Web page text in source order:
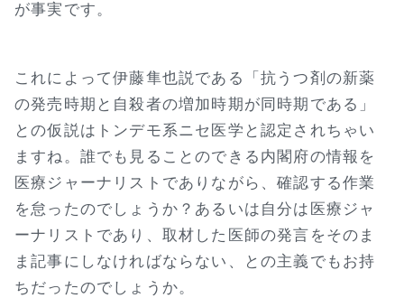
が事実です。
これによって伊藤隼也説である「抗うつ剤の新薬
の発売時期と自殺者の増加時期が同時期である」
との仮説はトンデモ系ニセ医学と認定されちゃい
ますね。誰でも見ることのできる内閣府の情報を
医療ジャーナリストでありながら、確認する作業
を怠ったのでしょうか？あるいは自分は医療ジャ
ーナリストであり、取材した医師の発言をそのま
ま記事にしなければならない、との主義でもお持
ちだったのでしょうか。